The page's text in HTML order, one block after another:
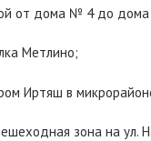
от дома № 4 до
Метлино;
Иртяш в
зона на